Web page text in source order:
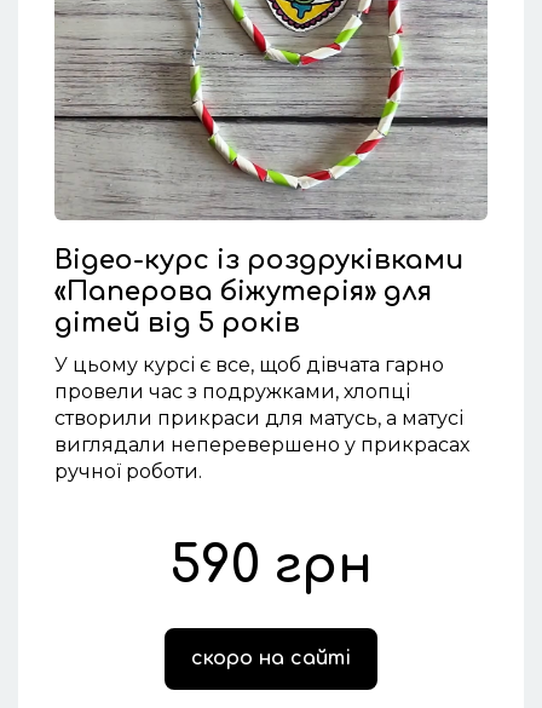
Відео-курс із роздруківками
«Паперова біжутерія» для
дітей від 5 років
У цьому курсі є все, щоб дівчата гарно
провели час з подружками, хлопці
створили прикраси для матусь, а матусі
виглядали неперевершено у прикрасах
ручної роботи. ‍
590 грн
скоро на сайті